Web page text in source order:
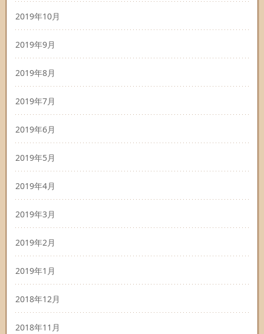
2019年10月
2019年9月
2019年8月
2019年7月
2019年6月
2019年5月
2019年4月
2019年3月
2019年2月
2019年1月
2018年12月
2018年11月